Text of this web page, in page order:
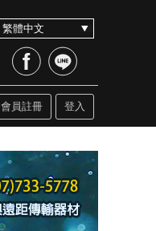
登入
會員註冊